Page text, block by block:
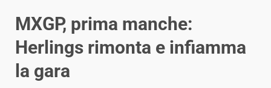
MXGP, prima manche:
Herlings rimonta e infiamma
la gara